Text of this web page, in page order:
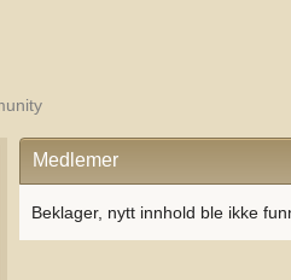
Medlemer
Beklager, nytt innhold ble ikke